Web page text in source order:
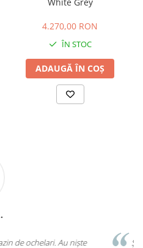
4.270,00 RON
ÎN STOC
ADAUGĂ ÎN COȘ
C
18 de ani. Nu au făcut niciodată